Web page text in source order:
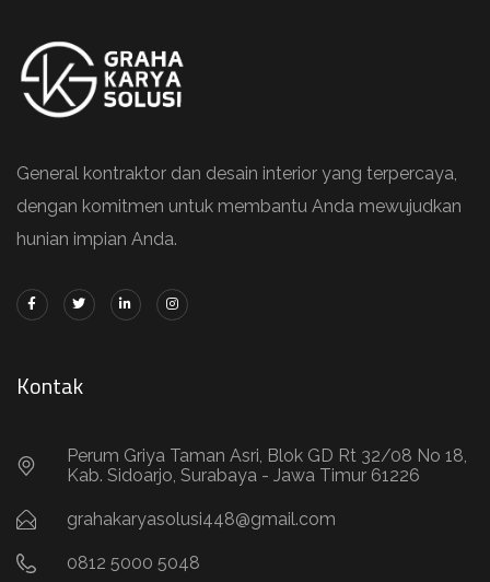
General kontraktor dan desain interior yang terpercaya,
dengan komitmen untuk membantu Anda mewujudkan
hunian impian Anda.
Kontak
Perum Griya Taman Asri, Blok GD Rt 32/08 No 18,
Kab. Sidoarjo, Surabaya - Jawa Timur 61226
grahakaryasolusi448@gmail.com
0812 5000 5048